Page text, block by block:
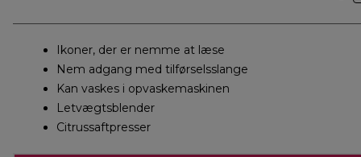
Ikoner, der er nemme at læse
Nem adgang med tilførselsslange
Kan vaskes i opvaskemaskinen
Letvægtsblender
Citrussaftpresser